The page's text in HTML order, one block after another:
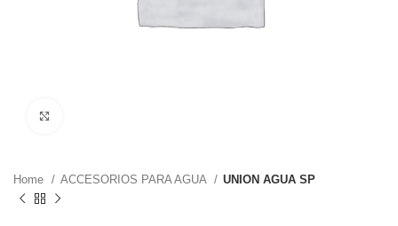
Home ACCESORIOS PARA AGUA UNION AGUA SP